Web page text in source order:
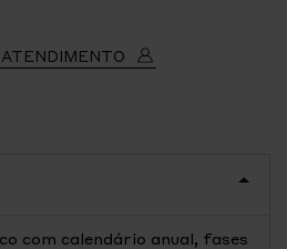
com calendário anual, fases